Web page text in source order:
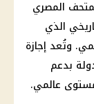
المصري
الذي
وتُعد إجازة
بدعم
عالمي.